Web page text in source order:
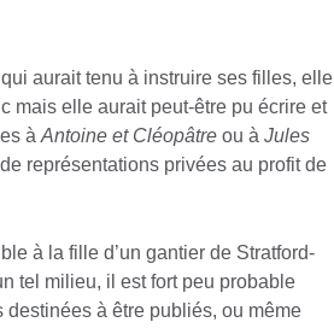
aurait tenu à instruire ses filles, elle
mais elle aurait peut-être pu écrire et
à Antoine et Cléopâtre ou à Jules
représentations privées au profit de
à la fille d’un gantier de Stratford-
tel milieu, il est fort peu probable
à être publiés, ou même